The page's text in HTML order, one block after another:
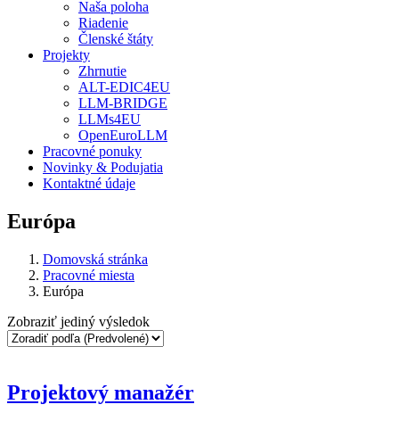
Naša poloha
Riadenie
Členské štáty
Projekty
Zhrnutie
ALT-EDIC4EU
LLM-BRIDGE
LLMs4EU
OpenEuroLLM
Pracovné ponuky
Novinky & Podujatia
Kontaktné údaje
Európa
Domovská stránka
Pracovné miesta
Európa
Zobraziť jediný výsledok
Projektový manažér